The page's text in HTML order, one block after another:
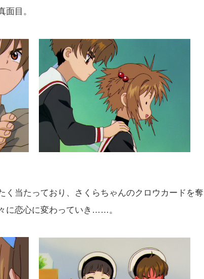
面目。
く当たっており、さくらちゃんのクロウカードを奪
に恋心に変わっていき……。